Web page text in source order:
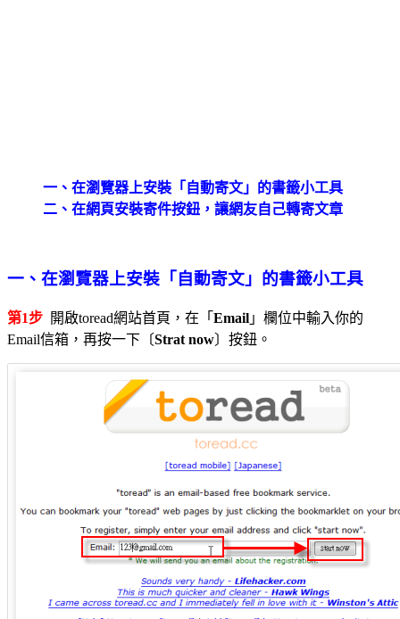
一、在瀏覽器上安裝「自動寄文」的書籤小工具
二、在網頁安裝寄件按鈕，讓網友自己轉寄文章
一、在瀏覽器上安裝「自動寄文」的書籤小工具
第1步 開啟toread網站首頁，在「 Email 」欄位中輸入你的
Email信箱，再按一下〔Strat now〕按鈕。